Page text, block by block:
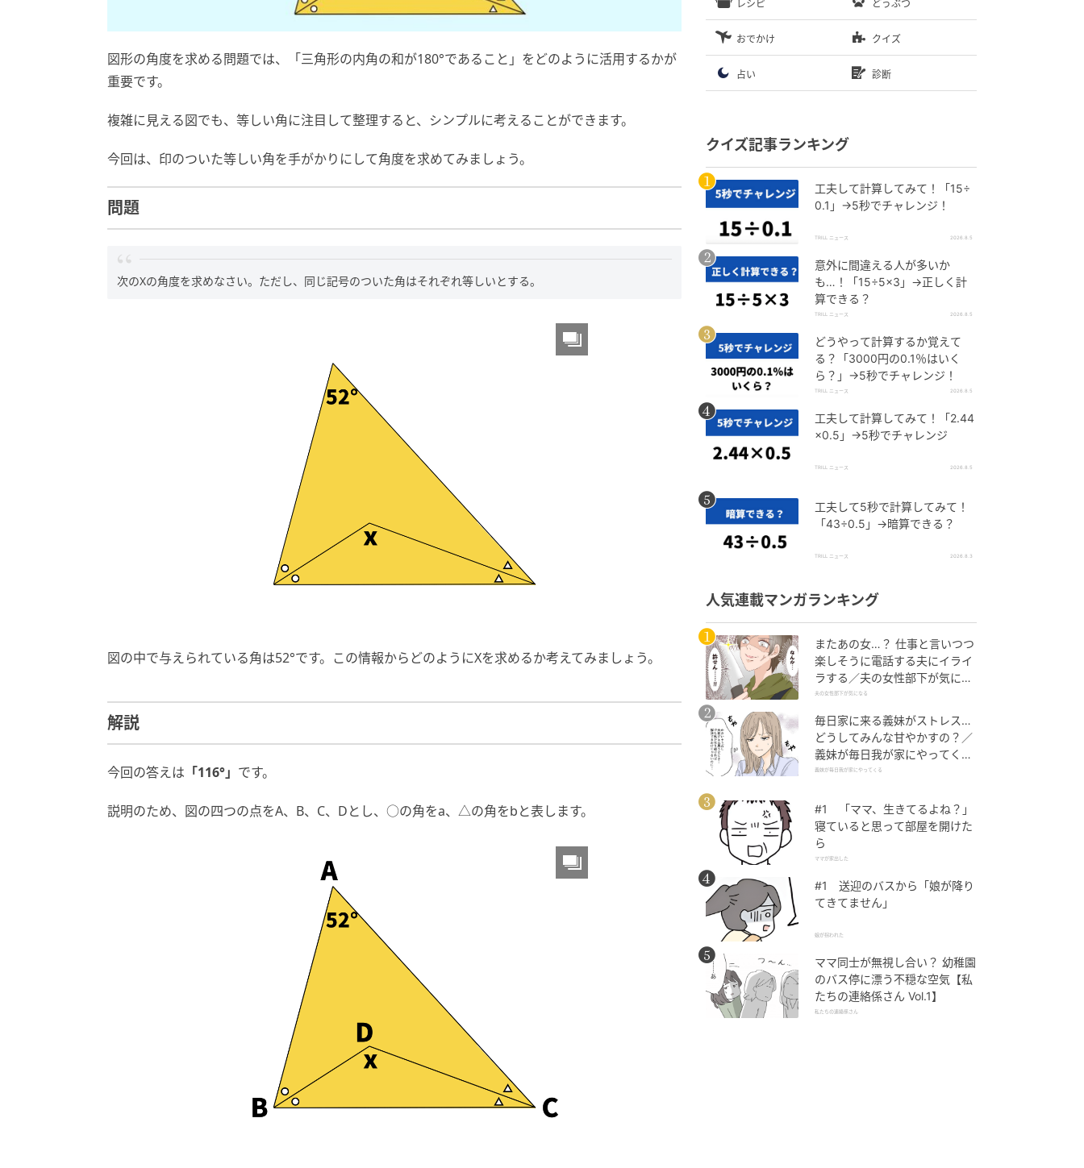
図形の角度を求める問題では、「三角形の内角の和が180°であること」をどのように活用するかが
重要です。
複雑に見える図でも、等しい角に注目して整理すると、シンプルに考えることができます。
今回は、印のついた等しい角を手がかりにして角度を求めてみましょう。
問題
次のXの角度を求めなさい。ただし、同じ記号のついた角はそれぞれ等しいとする。
図の中で与えられている角は52°です。この情報からどのようにXを求めるか考えてみましょう。
解説
今回の答えは 「116°」 です。
説明のため、図の四つの点をA、B、C、Dとし、○の角をa、△の角をbと表します。
レシピ どうぶつ
おでかけ クイズ
占い 診断
クイズ記事ランキング
工夫して計算してみて！「15÷
0.1」→5秒でチャレンジ！
TRILL ニュース 2026.8.5
意外に間違える人が多いか
も…！「15÷5×3」→正しく計
算できる？
TRILL ニュース 2026.8.5
どうやって計算するか覚えて
る？「3000円の0.1％はいく
ら？」→5秒でチャレンジ！
TRILL ニュース 2026.8.5
工夫して計算してみて！「2.44
×0.5」→5秒でチャレンジ
TRILL ニュース 2026.8.5
工夫して5秒で計算してみて！
「43÷0.5」→暗算できる？
TRILL ニュース 2026.8.3
人気連載マンガランキング
またあの女…？ 仕事と言いつつ
楽しそうに電話する夫にイライ
ラする／夫の女性部下が気にな
る（1）【夫婦の危機 まんが】
夫の女性部下が気になる
毎日家に来る義妹がストレス…
どうしてみんな甘やかすの？／
義妹が毎日我が家にやってくる
（1）【義父母がシンドイんで
義妹が毎日我が家にやってくる
#1 「ママ、生きてるよね？」
寝ていると思って部屋を開けた
ら
ママが家出した
#1 送迎のバスから「娘が降り
てきてません」
娘が拐われた
ママ同士が無視し合い？ 幼稚園
のバス停に漂う不穏な空気【私
たちの連絡係さん Vol.1】
私たちの連絡係さん